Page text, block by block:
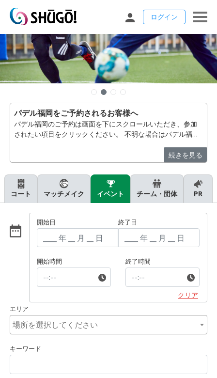
ログイン
パデル福岡をご予約されるお客様へ
パデル福岡のご予約は画面を下にスクロールいただき、参加
されたい項目をクリックください。 不明な場合はパデル福
続きを見る
コート マッチメイク イベント チーム・団体 PR
開始日 終了日
開始時間 終了時間
クリア
エリア
キーワード